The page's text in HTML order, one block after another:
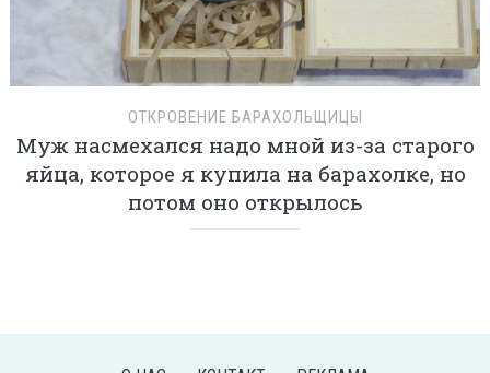
ОТКРОВЕНИЕ БАРАХОЛЬЩИЦЫ
Муж насмехался надо мной из-за старого
яйца, которое я купила на барахолке, но
потом оно открылось